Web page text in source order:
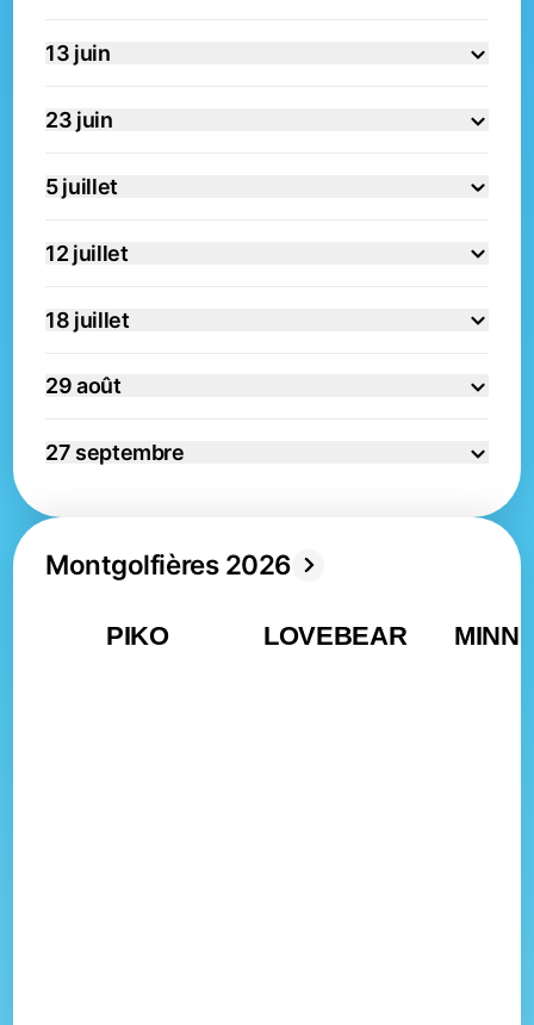
13 juin
23 juin
5 juillet
12 juillet
18 juillet
29 août
27 septembre
Montgolfières 2026
PIKO LOVEBEAR